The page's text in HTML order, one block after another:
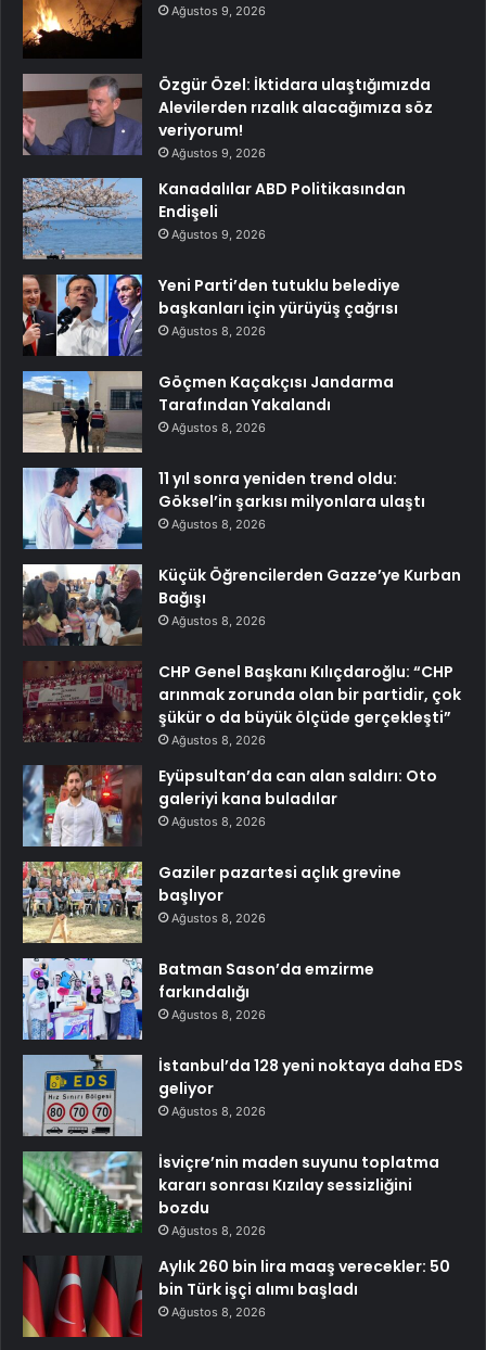
Ağustos 9, 2026
Özgür Özel: İktidara ulaştığımızda
Alevilerden rızalık alacağımıza söz
veriyorum!
Ağustos 9, 2026
Kanadalılar ABD Politikasından
Endişeli
Ağustos 9, 2026
Yeni Parti’den tutuklu belediye
başkanları için yürüyüş çağrısı
Ağustos 8, 2026
Göçmen Kaçakçısı Jandarma
Tarafından Yakalandı
Ağustos 8, 2026
11 yıl sonra yeniden trend oldu:
Göksel’in şarkısı milyonlara ulaştı
Ağustos 8, 2026
Küçük Öğrencilerden Gazze’ye Kurban
Bağışı
Ağustos 8, 2026
CHP Genel Başkanı Kılıçdaroğlu: “CHP
arınmak zorunda olan bir partidir, çok
şükür o da büyük ölçüde gerçekleşti”
Ağustos 8, 2026
Eyüpsultan’da can alan saldırı: Oto
galeriyi kana buladılar
Ağustos 8, 2026
Gaziler pazartesi açlık grevine
başlıyor
Ağustos 8, 2026
Batman Sason’da emzirme
farkındalığı
Ağustos 8, 2026
İstanbul’da 128 yeni noktaya daha EDS
geliyor
Ağustos 8, 2026
İsviçre’nin maden suyunu toplatma
kararı sonrası Kızılay sessizliğini
bozdu
Ağustos 8, 2026
Aylık 260 bin lira maaş verecekler: 50
bin Türk işçi alımı başladı
Ağustos 8, 2026